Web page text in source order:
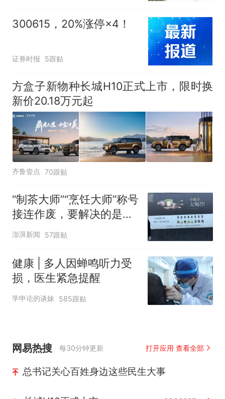
300615，20%涨停×4！
证券时报 5跟贴
方盒子新物种长城H10正式上市，限时换
新价20.18万元起
齐鲁壹点 70跟贴
“制茶大师”“烹饪大师”称号
接连作废，要解决的是什
么问题
澎湃新闻 57跟贴
健康 | 多人因蝉鸣听力受
损，医生紧急提醒
学申论的谈妹 585跟贴
网易热搜 每30分钟更新 打开应用 查看全部
总书记关心百姓身边这些民生大事